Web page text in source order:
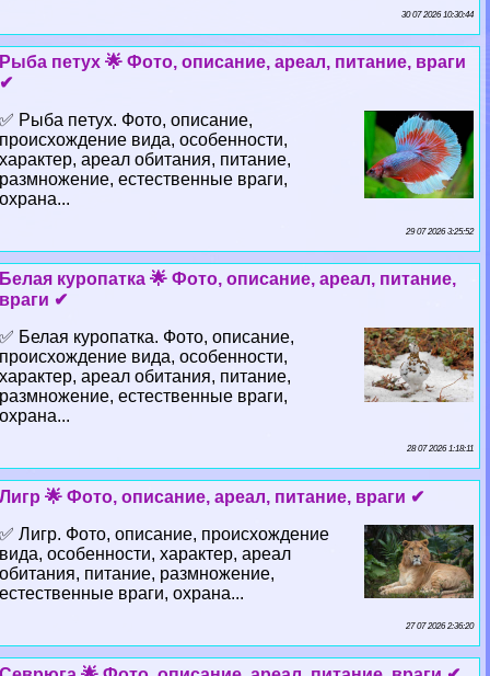
30 07 2026 10:30:44
Рыба пeтyx 🌟 Фото, описание, ареал, питание, враги
✔
✅ Рыба пeтyx. Фото, описание,
происхождение вида, особенности,
хаpaктер, ареал обитания, питание,
размножение, естественные враги,
охрана...
29 07 2026 3:25:52
Белая куропатка 🌟 Фото, описание, ареал, питание,
враги ✔
✅ Белая куропатка. Фото, описание,
происхождение вида, особенности,
хаpaктер, ареал обитания, питание,
размножение, естественные враги,
охрана...
28 07 2026 1:18:11
Лигр 🌟 Фото, описание, ареал, питание, враги ✔
✅ Лигр. Фото, описание, происхождение
вида, особенности, хаpaктер, ареал
обитания, питание, размножение,
естественные враги, охрана...
27 07 2026 2:36:20